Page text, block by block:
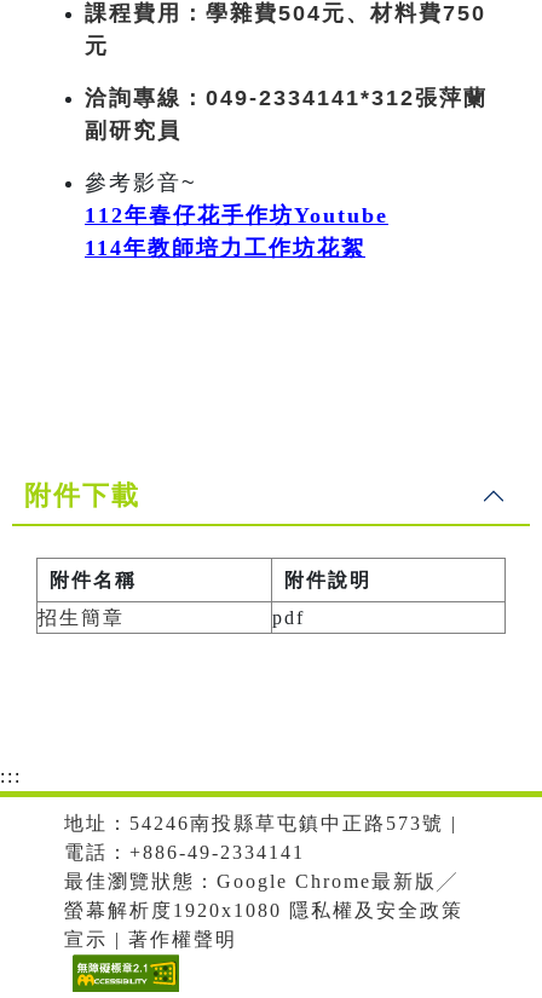
課程費用： 學雜費504元 、材料費750
元
洽詢專線：049-2334141*312張萍蘭
副研究員
參考影音~
112年春仔花手作坊Youtube
114年教師培力工作坊花絮
附件下載
附件名稱
附件說明
招生簡章
pdf
:::
地址：54246南投縣草屯鎮中正路573號 |
電話：+886-49-2334141
最佳瀏覽狀態：Google Chrome最新版╱
螢幕解析度1920x1080 隱私權及安全政策
宣示 | 著作權聲明